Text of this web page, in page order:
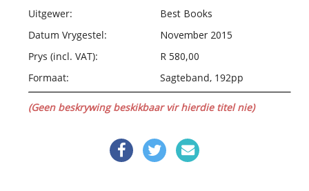
Uitgewer:
Best Books
Datum Vrygestel:
November 2015
Prys (incl. VAT):
R 580,00
Formaat:
Sagteband, 192pp
(Geen beskrywing beskikbaar vir hierdie titel nie)